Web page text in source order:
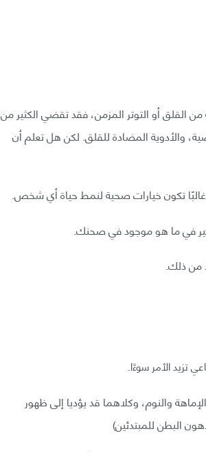
من القلق أو التوتر المزمن، فقد تقضي الكثير من
والأدوية المضادة للقلق. لكن هل تعلم أن
غالبًا تكون خيارات صحية لنمط حياة أي شخص.
في ما هو موجود في صحنك.
من ذلك.
تزيد الأمر سوءًا.
والنوم، وكلاهما قد يؤديا إلى ظهور
البطن للمبتدئين)